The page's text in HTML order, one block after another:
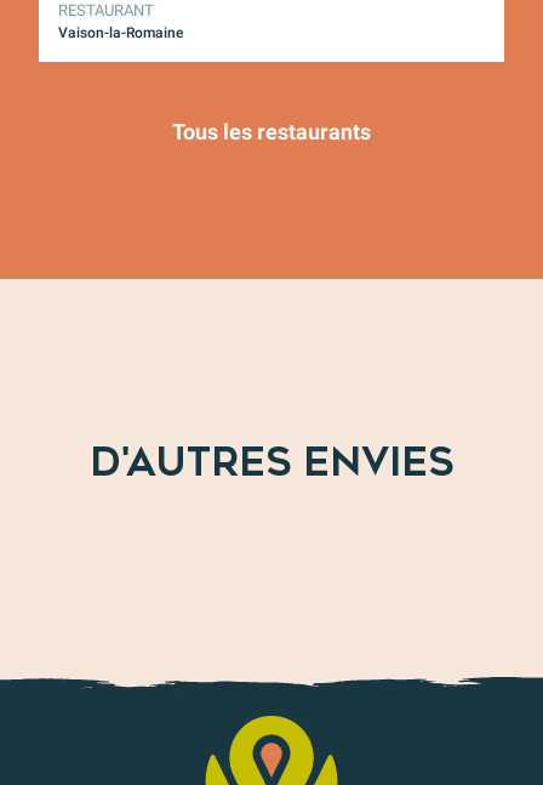
Après l'effort
RESTAURANT
Vaison-la-Romaine
Tous les restaurants
D'AUTRES ENVIES